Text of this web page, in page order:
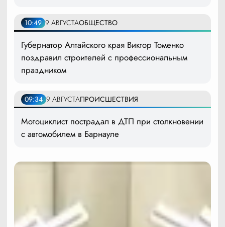
10:49 9 АВГУСТАОБЩЕСТВО
Губернатор Алтайского края Виктор Томенко
поздравил строителей с профессиональным
праздником
09:34 9 АВГУСТАПРОИСШЕСТВИЯ
Мотоциклист пострадал в ДТП при столкновении
с автомобилем в Барнауле